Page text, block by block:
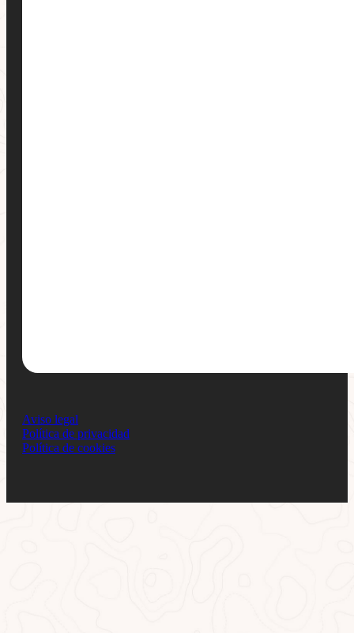
Aviso legal
Política de privacidad
Política de cookies